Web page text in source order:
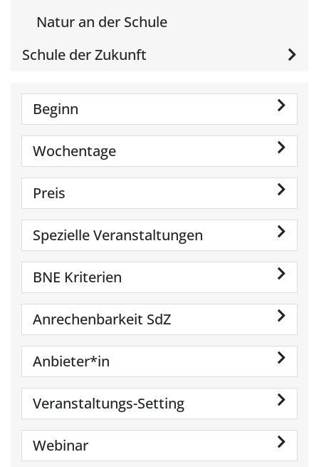
Natur an der Schule
Schule der Zukunft
Beginn
Wochentage
Preis
Spezielle Veranstaltungen
BNE Kriterien
Anrechenbarkeit SdZ
Anbieter*in
Veranstaltungs-Setting
Webinar